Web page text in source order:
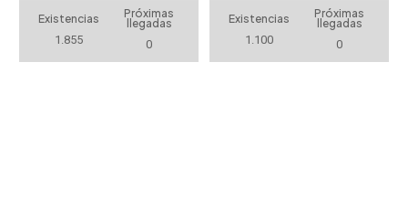
Existencias
1.855
Próximas
llegadas
0
Existencias
1.100
Próximas
llegadas
0